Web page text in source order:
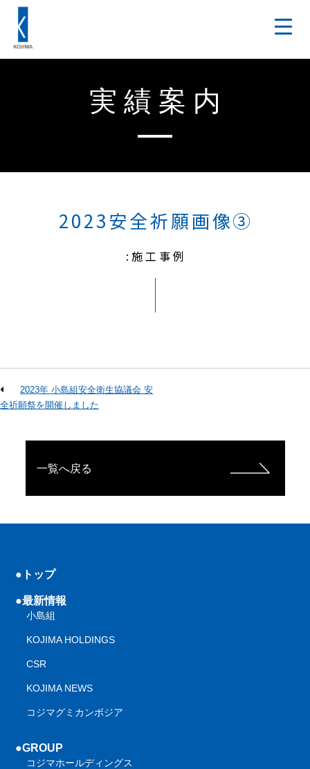
実績案内
2023安全祈願画像③
:施工事例
2023年 小島組安全衛生協議会 安
全祈願祭を開催しました
一覧へ戻る
●トップ
●最新情報
小島組
KOJIMA HOLDINGS
CSR
KOJIMA NEWS
コジマグミカンボジア
●GROUP
コジマホールディングス